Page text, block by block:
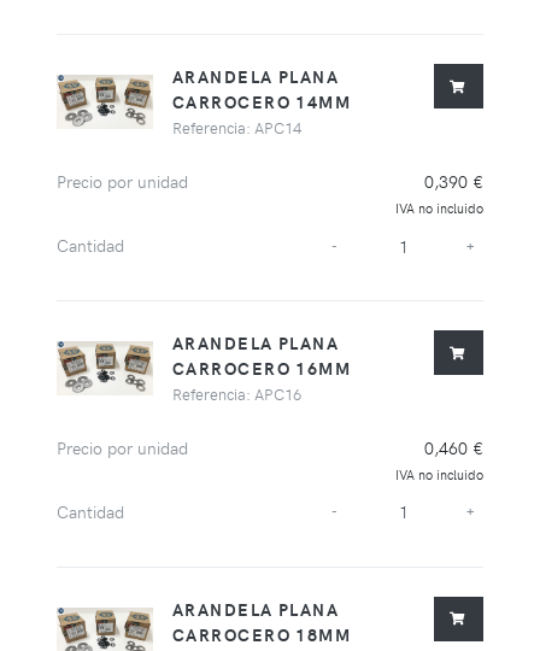
ARANDELA PLANA
CARROCERO 14MM
Referencia: APC14
Precio por unidad 0,390 €
IVA no incluido
Cantidad - +
ARANDELA PLANA
CARROCERO 16MM
Referencia: APC16
Precio por unidad 0,460 €
IVA no incluido
Cantidad - +
ARANDELA PLANA
CARROCERO 18MM